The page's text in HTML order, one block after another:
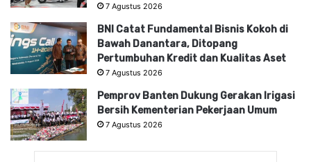
7 Agustus 2026
BNI Catat Fundamental Bisnis Kokoh di
Bawah Danantara, Ditopang
Pertumbuhan Kredit dan Kualitas Aset
7 Agustus 2026
Pemprov Banten Dukung Gerakan Irigasi
Bersih Kementerian Pekerjaan Umum
7 Agustus 2026